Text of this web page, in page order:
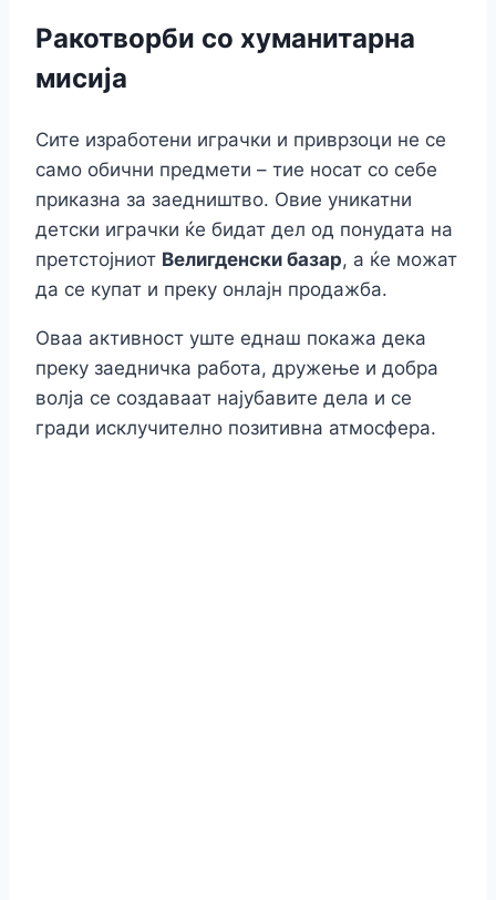
Ракотворби со хуманитарна
мисија
Сите изработени играчки и приврзоци не се
само обични предмети – тие носат со себе
приказна за заедништво. Овие уникатни
детски играчки ќе бидат дел од понудата на
претстојниот Велигденски базар, а ќе можат
да се купат и преку онлајн продажба.
Оваа активност уште еднаш покажа дека
преку заедничка работа, дружење и добра
волја се создаваат најубавите дела и се
гради исклучително позитивна атмосфера.